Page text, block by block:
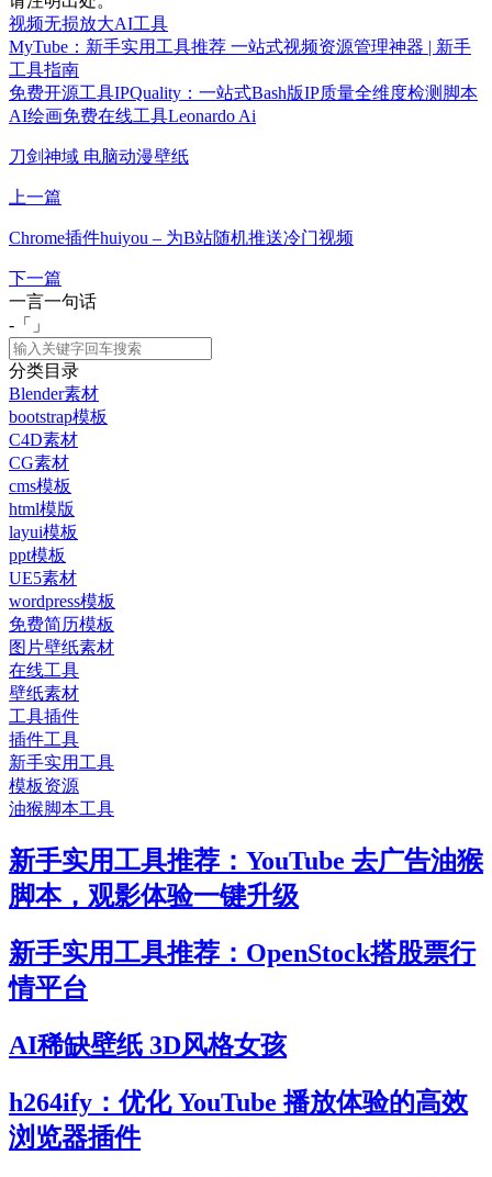
视频无损放大AI工具
MyTube：新手实用工具推荐 一站式视频资源管理神器 | 新手
工具指南
免费开源工具IPQuality：一站式Bash版IP质量全维度检测脚本
AI绘画免费在线工具Leonardo Ai
刀剑神域 电脑动漫壁纸
上一篇
Chrome插件huiyou – 为B站随机推送冷门视频
下一篇
一言一句话
-「
」
分类目录
Blender素材
bootstrap模板
C4D素材
CG素材
cms模板
html模版
layui模板
ppt模板
UE5素材
wordpress模板
免费简历模板
图片壁纸素材
在线工具
壁纸素材
工具插件
插件工具
新手实用工具
模板资源
油猴脚本工具
新手实用工具推荐：YouTube 去广告油猴
脚本，观影体验一键升级
新手实用工具推荐：OpenStock搭股票行
情平台
AI稀缺壁纸 3D风格女孩
h264ify：优化 YouTube 播放体验的高效
浏览器插件